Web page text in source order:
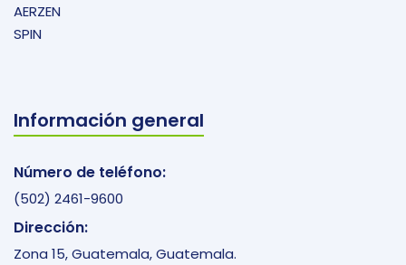
AERZEN
SPIN
Información general
Número de teléfono:
(502) 2461-9600
Dirección:
Zona 15, Guatemala, Guatemala.